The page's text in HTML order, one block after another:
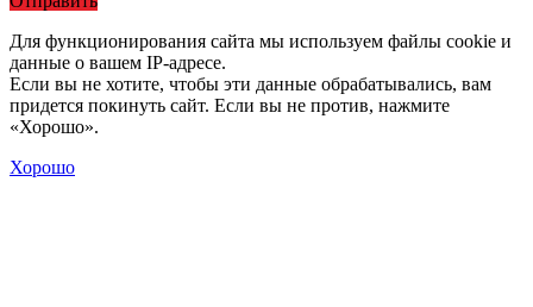
Для функционирования сайта мы используем файлы cookie и
данные о вашем IP-адресе.
Если вы не хотите, чтобы эти данные обрабатывались, вам
придется покинуть сайт. Если вы не против, нажмите
«Хорошо».
Хорошо